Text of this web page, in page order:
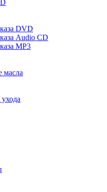
DVD
Audio CD
MP3
масла